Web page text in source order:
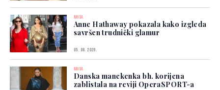
MODA
Anne Hathaway pokazala kako izgleda
savršen trudnički glamur
05. 08. 2026.
MODA
Danska manekenka bh. korijena
zablistala na reviji OperaSPORT-a